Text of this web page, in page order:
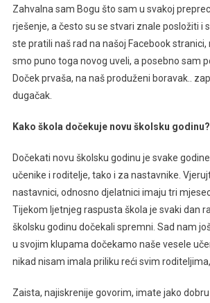
Zahvalna sam Bogu što sam u svakoj
rješenje, a često su se stvari znale posložiti i
ste pratili naš rad na našoj Facebook
smo puno toga novog uveli, a posebno sam
Doček prvaša, na naš produženi boravak..
dugačak.
Kako škola dočekuje novu školsku godinu?
Dočekati novu školsku godinu je svake
učenike i roditelje, tako i za nastavnike.
nastavnici, odnosno djelatnici imaju tri
Tijekom ljetnjeg raspusta škola je svaki dan
školsku godinu dočekali spremni. Sad nam
u svojim klupama dočekamo naše vesele
nikad nisam imala priliku reći svim
Zaista, najiskrenije govorim, imate jako dobru